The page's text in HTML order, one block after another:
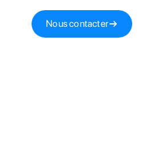
Nous contacter